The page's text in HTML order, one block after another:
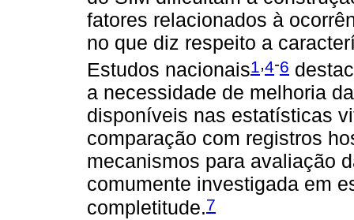
fatores relacionados à
no que diz respeito a
Estudos nacionais1 4-6
a necessidade de melhoria
disponíveis nas estatísticas
comparação com registros
mecanismos para avaliação
comumente investigada em
completitude.7